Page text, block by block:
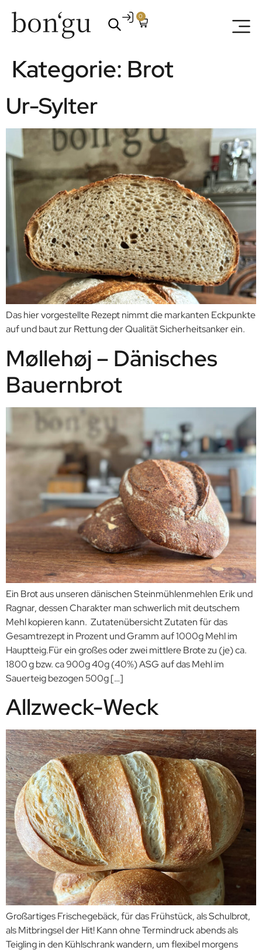
0
Kategorie: Brot
Ur-Sylter
Das hier vorgestellte Rezept nimmt die markanten Eckpunkte
auf und baut zur Rettung der Qualität Sicherheitsanker ein.
Møllehøj – Dänisches
Bauernbrot
Ein Brot aus unseren dänischen Steinmühlenmehlen Erik und
Ragnar, dessen Charakter man schwerlich mit deutschem
Mehl kopieren kann. Zutatenübersicht Zutaten für das
Gesamtrezept in Prozent und Gramm auf 1000g Mehl im
Hauptteig.Für ein großes oder zwei mittlere Brote zu (je) ca.
1800 g bzw. ca 900g 40g (40%) ASG auf das Mehl im
Sauerteig bezogen 500g […]
Allzweck-Weck
Großartiges Frischegebäck, für das Frühstück, als Schulbrot,
als Mitbringsel der Hit! Kann ohne Termindruck abends als
Teigling in den Kühlschrank wandern, um flexibel morgens